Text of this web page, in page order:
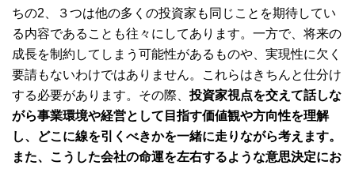
ちの2、３つは他の多くの投資家も同じことを期待してい
る内容であることも往々にしてあります。一方で、将来の
成長を制約してしまう可能性があるものや、実現性に欠く
要請もないわけではありません。これらはきちんと仕分け
する必要があります。その際、投資家視点を交えて話しな
がら事業環境や経営として目指す価値観や方向性を理解
し、どこに線を引くべきかを一緒に走りながら考えます。
また、こうした会社の命運を左右するような意思決定にお